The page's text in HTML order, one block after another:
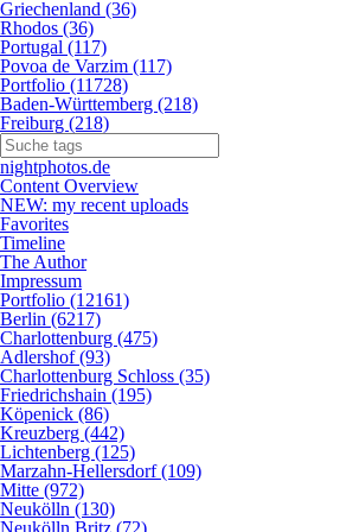
Griechenland (36)
Rhodos (36)
Portugal (117)
Povoa de Varzim (117)
Portfolio (11728)
Baden-Württemberg (218)
Freiburg (218)
nightphotos.de
Content Overview
NEW: my recent uploads
Favorites
Timeline
The Author
Impressum
Portfolio (12161)
Berlin (6217)
Charlottenburg (475)
Adlershof (93)
Charlottenburg Schloss (35)
Friedrichshain (195)
Köpenick (86)
Kreuzberg (442)
Lichtenberg (125)
Marzahn-Hellersdorf (109)
Mitte (972)
Neukölln (130)
Neukölln Britz (72)